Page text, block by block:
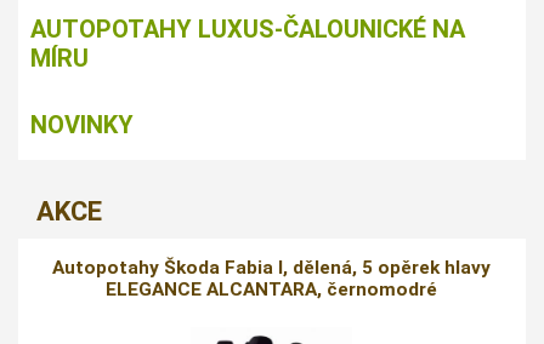
AUTOPOTAHY LUXUS-ČALOUNICKÉ NA
MÍRU
NOVINKY
AKCE
Autopotahy Škoda Fabia I, dělená, 5 opěrek hlavy
ELEGANCE ALCANTARA, černomodré